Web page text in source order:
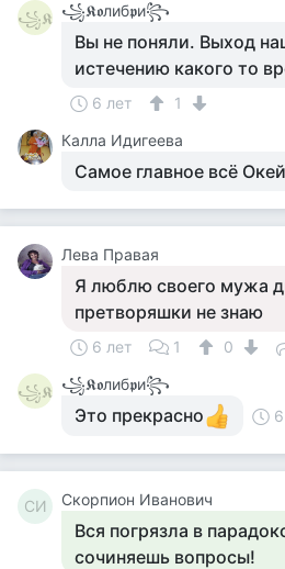
꧁𝕶 ꧁𝕶𝖔либ𝖕и꧂
Вы не поняли. Выход
истечению какого то
6 лет
1
Калла Идигеева
Самое главное всё
Лева Правая
Я люблю своего мужа
претворяшки не знаю
6 лет 1 0
꧁𝕶 ꧁𝕶𝖔либ𝖕и꧂
Это прекрасно
СИ Скорпион Иванович
Вся погрязла в
сочиняешь вопросы!